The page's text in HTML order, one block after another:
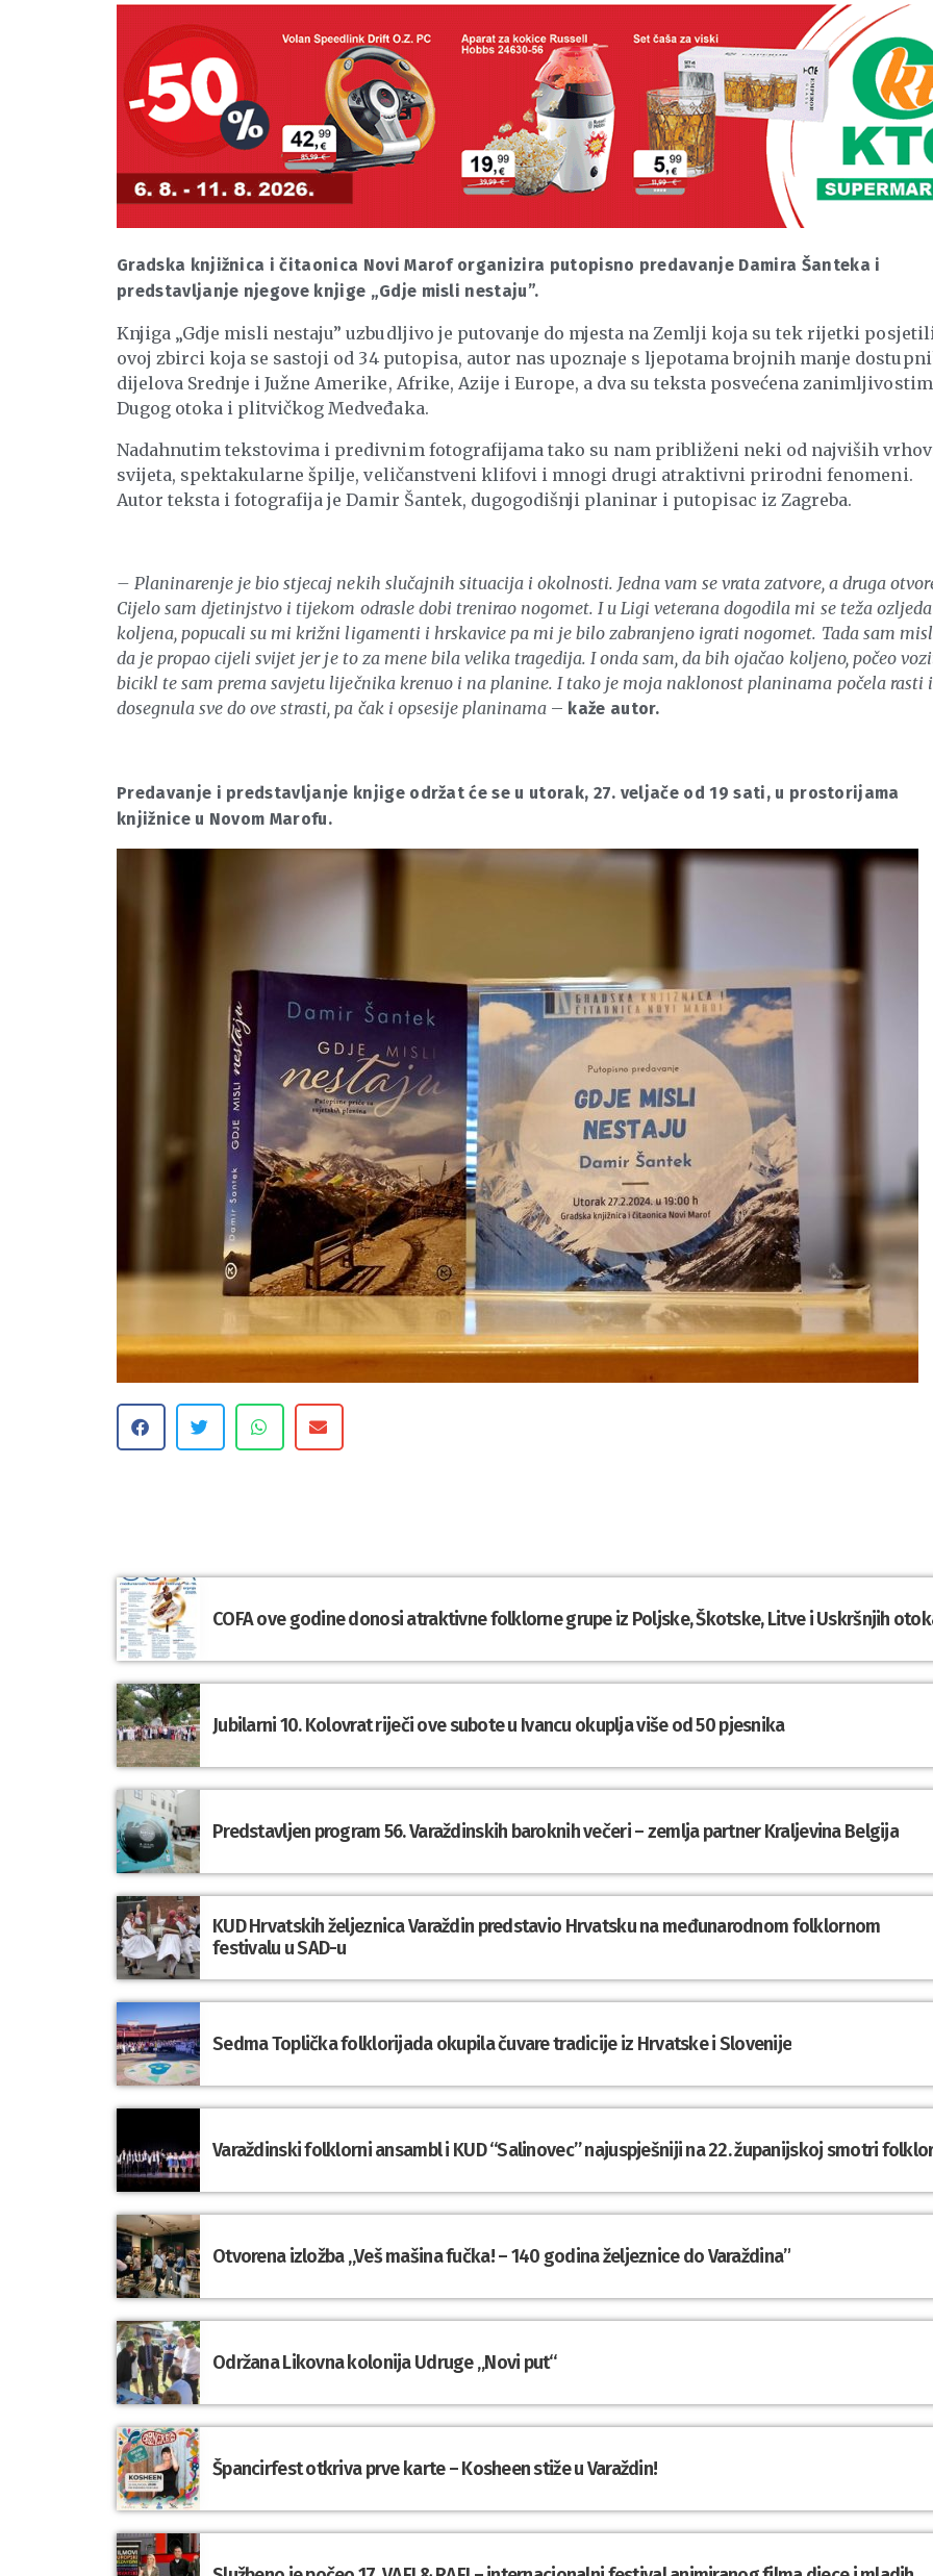
Gradska knjižnica i čitaonica Novi Marof organizira putopisno predavanje Damira Šanteka i
predstavljanje njegove knjige „Gdje misli nestaju”.
Knjiga „Gdje misli nestaju” uzbudljivo je putovanje do mjesta na Zemlji koja su tek rijetki
ovoj zbirci koja se sastoji od 34 putopisa, autor nas upoznaje s ljepotama brojnih manje
dijelova Srednje i Južne Amerike, Afrike, Azije i Europe, a dva su teksta posvećena
Dugog otoka i plitvičkog Medveđaka.
Nadahnutim tekstovima i predivnim fotografijama tako su nam približeni neki od najviših
svijeta, spektakularne špilje, veličanstveni klifovi i mnogi drugi atraktivni prirodni fenomeni.
Autor teksta i fotografija je Damir Šantek, dugogodišnji planinar i putopisac iz Zagreba.
– Planinarenje je bio stjecaj nekih slučajnih situacija i okolnosti. Jedna vam se vrata zatvore, a druga
Cijelo sam djetinjstvo i tijekom odrasle dobi trenirao nogomet. I u Ligi veterana dogodila mi se teža ozljeda
koljena, popucali su mi križni ligamenti i hrskavice pa mi je bilo zabranjeno igrati nogomet. Tada sam
da je propao cijeli svijet jer je to za mene bila velika tragedija. I onda sam, da bih ojačao koljeno, počeo
bicikl te sam prema savjetu liječnika krenuo i na planine. I tako je moja naklonost planinama počela rasti i
dosegnula sve do ove strasti, pa čak i opsesije planinama– kaže autor.
Predavanje i predstavljanje knjige održat će se u utorak, 27. veljače od 19 sati, u prostorijama
knjižnice u Novom Marofu.
COFA ove godine donosi atraktivne folklorne grupe iz Poljske, Škotske, Litve i Uskršnjih
Jubilarni 10. Kolovrat riječi ove subote u Ivancu okuplja više od 50 pjesnika
Predstavljen program 56. Varaždinskih baroknih večeri – zemlja partner Kraljevina Belgija
KUD Hrvatskih željeznica Varaždin predstavio Hrvatsku na međunarodnom folklornom
festivalu u SAD-u
Sedma Toplička folklorijada okupila čuvare tradicije iz Hrvatske i Slovenije
Varaždinski folklorni ansambl i KUD “Salinovec” najuspješniji na 22. županijskoj smotri
Otvorena izložba „Veš mašina fučka! – 140 godina željeznice do Varaždina”
Održana Likovna kolonija Udruge „Novi put“
Špancirfest otkriva prve karte – Kosheen stiže u Varaždin!